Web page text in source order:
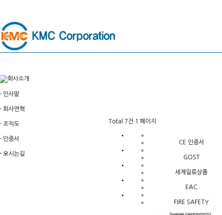
- 인사말
- 회사연혁
- 조직도
- 인증서
- 오시는길
Total 7건 1 페이지
CE 인증서
GOST
세계일류상품
EAC
FIRE SAFETY